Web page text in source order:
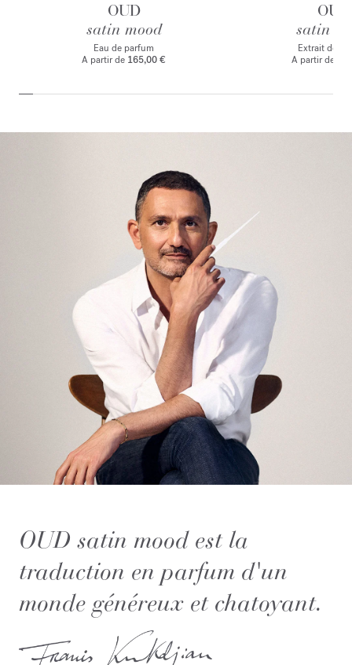
OUD
satin mood
Eau de parfum
A partir de 165,00 €
OUD
satin
Extrait de
A partir de
OUD satin mood est la
traduction en parfum d'un
monde généreux et chatoyant.